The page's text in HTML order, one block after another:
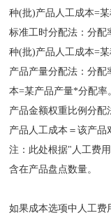
种(批)产品人工成本=
标准工时分配法：分配
种(批)产品人工成本=
产品产量分配法：分
本=某产品产量*分配率
产品金额权重比例分
产品人工成本＝该产
注：此处根据"人工费
含在产品盘点数量。
如果成本选项中人工